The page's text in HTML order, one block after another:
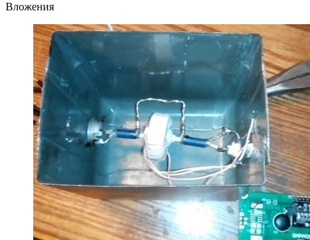
Вложения